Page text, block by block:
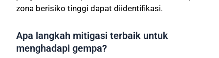
zona berisiko tinggi dapat diidentifikasi.
Apa langkah mitigasi terbaik untuk
menghadapi gempa?